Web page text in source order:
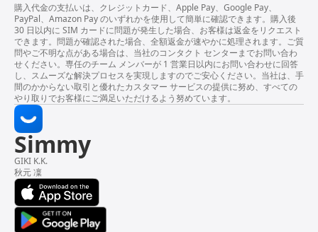
購入代金の支払いは、クレジットカード、Apple Pay、Google Pay、
PayPal、Amazon Pay のいずれかを使用して簡単に確認できます。購入後
30 日以内に SIM カードに問題が発生した場合、お客様は返金をリクエスト
できます。問題が確認された場合、全額返金が速やかに処理されます。ご質
問やご不明な点がある場合は、当社のコンタクト センターまでお問い合わ
せください。専任のチーム メンバーが 1 営業日以内にお問い合わせに回答
し、スムーズな解決プロセスを実現しますのでご安心ください。当社は、手
間のかからない取引と優れたカスタマー サービスの提供に努め、すべての
やり取りでお客様にご満足いただけるよう努めています。
Simmy
GIKI K.K.
秋元 凜